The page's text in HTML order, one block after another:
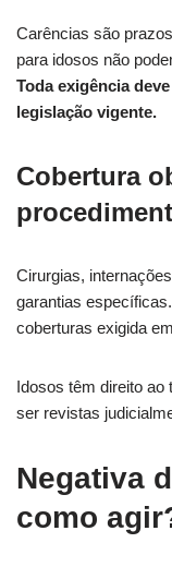
Carências são
para idosos não
Toda exigência
legislação vigente.
Cobertura
Cirurgias,
garantias
coberturas exigida
Idosos têm direito ao
ser revistas
Negativa
como